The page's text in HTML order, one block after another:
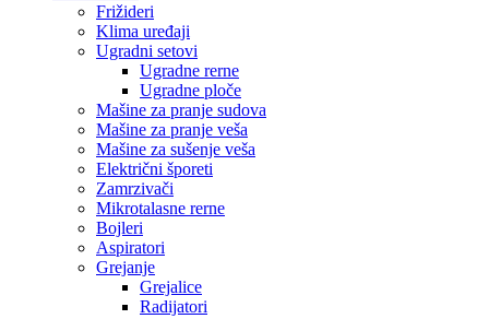
Frižideri
Klima uređaji
Ugradni setovi
Ugradne rerne
Ugradne ploče
Mašine za pranje sudova
Mašine za pranje veša
Mašine za sušenje veša
Električni šporeti
Zamrzivači
Mikrotalasne rerne
Bojleri
Aspiratori
Grejanje
Grejalice
Radijatori